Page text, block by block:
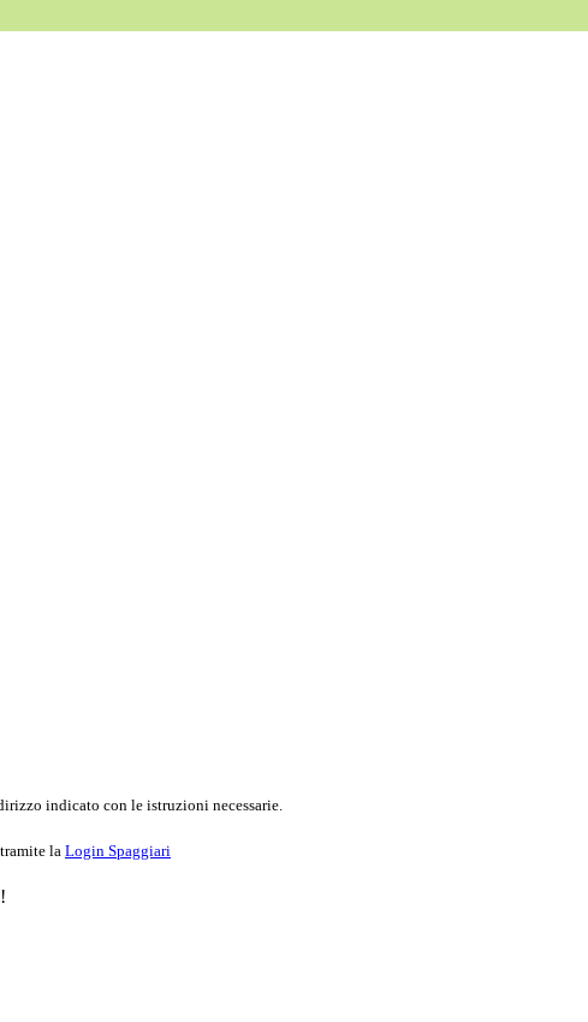
indicato con le istruzioni necessarie.
la Login Spaggiari